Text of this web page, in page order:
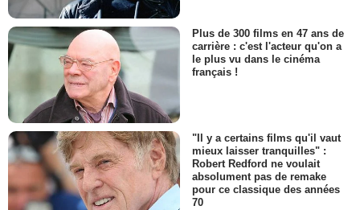
Plus de 300 films en 47 ans de
carrière : c'est l'acteur qu'on a
le plus vu dans le cinéma
français !
"Il y a certains films qu'il vaut
mieux laisser tranquilles" :
Robert Redford ne voulait
absolument pas de remake
pour ce classique des années
70